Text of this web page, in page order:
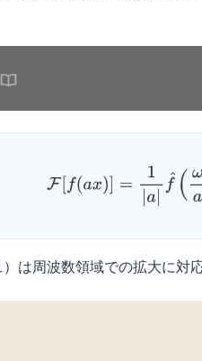
F[f(a x) =1|a |f ^( ω
）は周波数領域での拡大に対